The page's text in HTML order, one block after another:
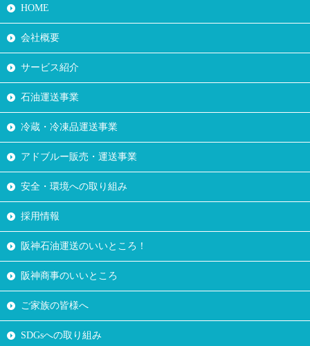
HOME
会社概要
サービス紹介
石油運送事業
冷蔵・冷凍品運送事業
アドブルー販売・運送事業
安全・環境への取り組み
採用情報
阪神石油運送のいいところ！
阪神商事のいいところ
ご家族の皆様へ
SDGsへの取り組み